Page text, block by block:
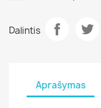
Dalintis
Aprašymas